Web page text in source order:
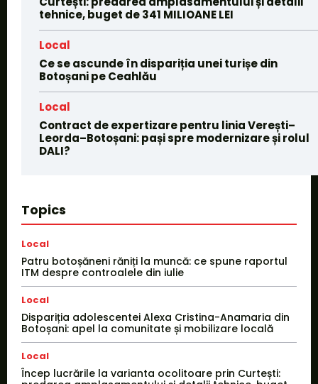
tehnice, buget de 341 MILIOANE LEI
Local
Ce se ascunde în dispariția unei turișe din
Botoșani pe Ceahlău
Local
Contract de expertizare pentru linia Verești–
Leorda–Botoșani: pași spre modernizare și rolul
DALI?
Topics
Local
Patru botoșăneni răniți la muncă: ce spune raportul
ITM despre controalele din iulie
Local
Dispariția adolescentei Alexa Cristina-Anamaria din
Botoșani: apel la comunitate și mobilizare locală
Local
Încep lucrările la varianta ocolitoare prin Curtești: